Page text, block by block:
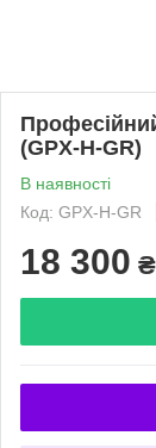
(GPX-H-GR)
В наявності
Код: GPX-H-GR
18 300 ₴